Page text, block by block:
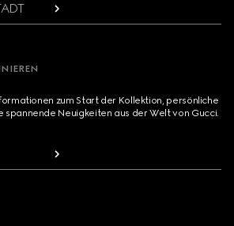
zum Start der Kollektion, persönliche
spannende Neuigkeiten aus der Welt von Gucci.